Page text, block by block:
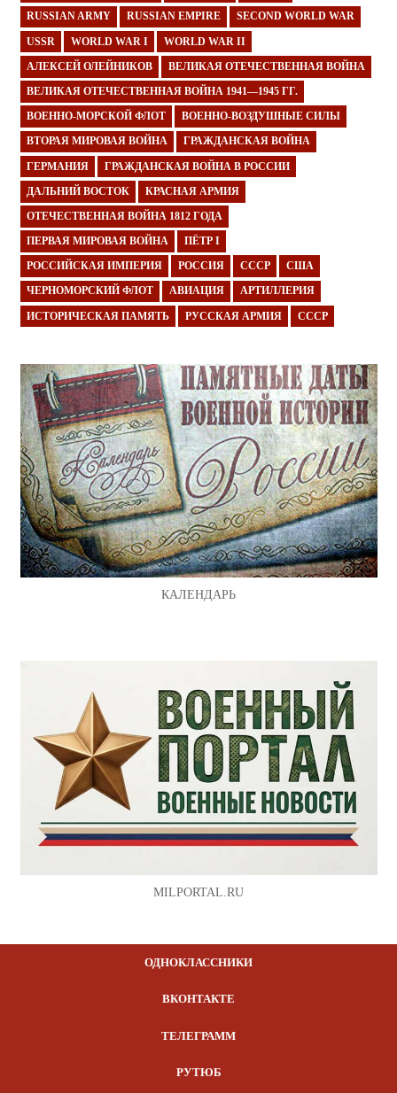
RUSSIAN ARMY RUSSIAN EMPIRE SECOND WORLD WAR
USSR WORLD WAR I WORLD WAR II
АЛЕКСЕЙ ОЛЕЙНИКОВ ВЕЛИКАЯ ОТЕЧЕСТВЕННАЯ ВОЙНА
ВЕЛИКАЯ ОТЕЧЕСТВЕННАЯ ВОЙНА 1941—1945 ГГ.
ВОЕННО-МОРСКОЙ ФЛОТ ВОЕННО-ВОЗДУШНЫЕ СИЛЫ
ВТОРАЯ МИРОВАЯ ВОЙНА ГРАЖДАНСКАЯ ВОЙНА
ГЕРМАНИЯ ГРАЖДАНСКАЯ ВОЙНА В РОССИИ
ДАЛЬНИЙ ВОСТОК КРАСНАЯ АРМИЯ
ОТЕЧЕСТВЕННАЯ ВОЙНА 1812 ГОДА
ПЕРВАЯ МИРОВАЯ ВОЙНА ПЁТР I
РОССИЙСКАЯ ИМПЕРИЯ РОССИЯ СССР США
ЧЕРНОМОРСКИЙ ФЛОТ АВИАЦИЯ АРТИЛЛЕРИЯ
ИСТОРИЧЕСКАЯ ПАМЯТЬ РУССКАЯ АРМИЯ СССР
КАЛЕНДАРЬ
MILPORTAL.RU
ОДНОКЛАССНИКИ
ВКОНТАКТЕ
ТЕЛЕГРАММ
РУТЮБ